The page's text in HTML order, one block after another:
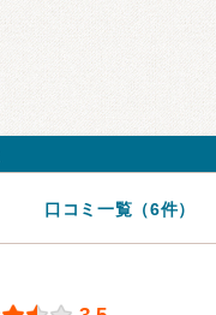
口コミ一覧（6件）